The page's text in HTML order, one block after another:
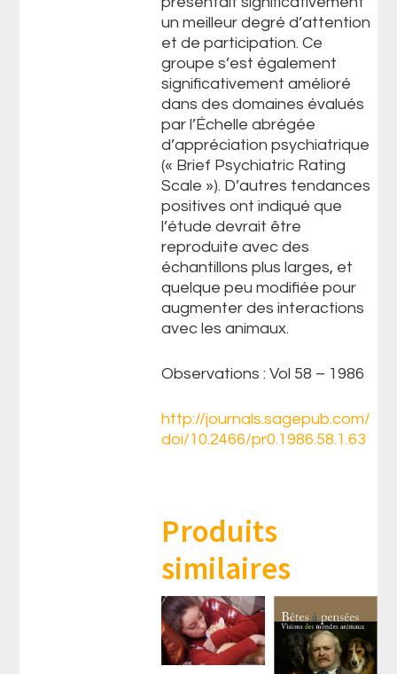
un meilleur degré d’attention
et de participation. Ce
groupe s’est également
significativement amélioré
dans des domaines évalués
par l’Échelle abrégée
d’appréciation psychiatrique
(« Brief Psychiatric Rating
Scale »). D’autres tendances
positives ont indiqué que
l’étude devrait être
reproduite avec des
échantillons plus larges, et
quelque peu modifiée pour
augmenter des interactions
avec les animaux.
Observations : Vol 58 – 1986
http://journals.sagepub.com/
doi/10.2466/pr0.1986.58.1.63
Produits
similaires